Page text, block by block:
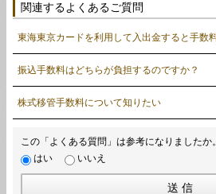
関連するよくあるご質問
東海東京カードを利用して入出金すると手数
振込手数料はどちらが負担するのですか？
株式移管手数料について知りたい
この「よくある質問」は参考になりましたか。
はい
いいえ